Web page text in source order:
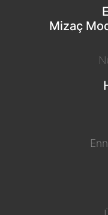
Mizaç